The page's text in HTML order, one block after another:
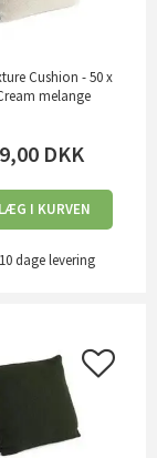
Cushion - 50 x
melange
DKK
LÆG I KURVEN
dagelevering